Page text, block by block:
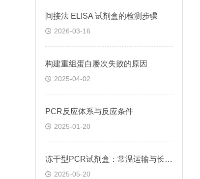
间接法 ELISA 试剂盒的检测步骤
2026-03-16
构建重组蛋白屡次失败的原因
2025-04-02
​PCR反应体系与反应条件
2025-01-20
冻干型PCR试剂盒：常温运输与长期保存的技术突破
2025-05-20